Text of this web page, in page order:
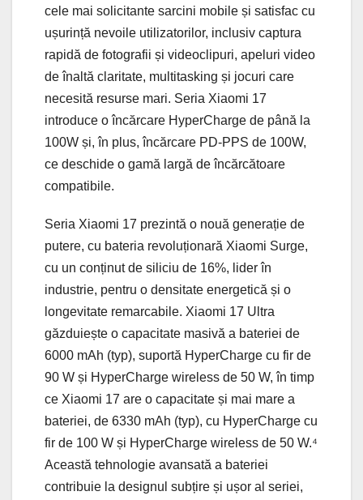
cele mai solicitante sarcini mobile și satisfac cu
ușurință nevoile utilizatorilor, inclusiv captura
rapidă de fotografii și videoclipuri, apeluri video
de înaltă claritate, multitasking și jocuri care
necesită resurse mari. Seria Xiaomi 17
introduce o încărcare HyperCharge de până la
100W și, în plus, încărcare PD-PPS de 100W,
ce deschide o gamă largă de încărcătoare
compatibile.
Seria Xiaomi 17 prezintă o nouă generație de
putere, cu bateria revoluționară Xiaomi Surge,
cu un conținut de siliciu de 16%, lider în
industrie, pentru o densitate energetică și o
longevitate remarcabile. Xiaomi 17 Ultra
găzduiește o capacitate masivă a bateriei de
6000 mAh (typ), suportă HyperCharge cu fir de
90 W și HyperCharge wireless de 50 W, în timp
ce Xiaomi 17 are o capacitate și mai mare a
bateriei, de 6330 mAh (typ), cu HyperCharge cu
fir de 100 W și HyperCharge wireless de 50 W.⁴
Această tehnologie avansată a bateriei
contribuie la designul subțire și ușor al seriei,